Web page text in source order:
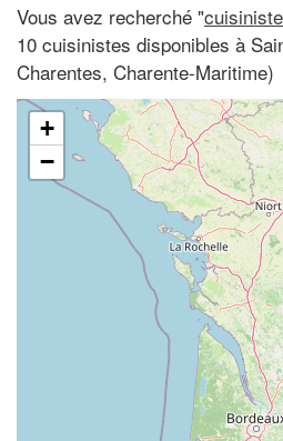
Vous avez recherché "
10 cuisinistes disponibles à
Charentes, Charente-Maritime)
+
−